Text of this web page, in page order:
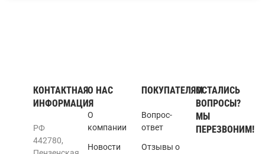
КОНТАКТНАЯ
ИНФОРМАЦИЯ
РФ
442780,
О НАС
О
компании
Новости
ПОКУПАТЕЛЯМ
Вопрос-
ответ
Отзывы о
ОСТАЛИСЬ
ВОПРОСЫ?
МЫ
ПЕРЕЗВОНИМ!